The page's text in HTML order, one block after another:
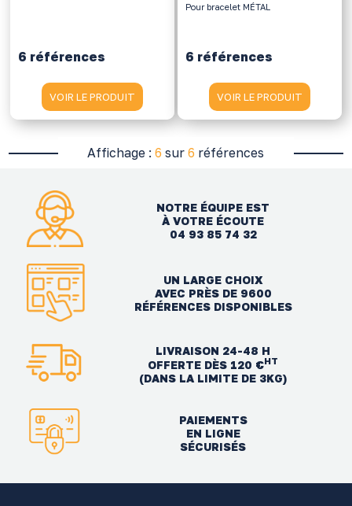
6 références
VOIR LE PRODUIT
Pour bracelet MÉTAL
6 références
VOIR LE PRODUIT
Affichage :6 sur6 références
NOTRE ÉQUIPE EST
À VOTRE ÉCOUTE
04 93 85 74 32
UN LARGE CHOIX
AVEC PRÈS DE 9600
RÉFÉRENCES DISPONIBLES
LIVRAISON 24-48 H
OFFERTE DÈS 120 €HT
(DANS LA LIMITE DE 3KG)
PAIEMENTS
EN LIGNE
SÉCURISÉS